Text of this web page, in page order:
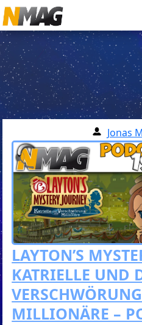
Jonas
LAYTON’S
KATRIELLE UND
MILLIONÄRE –